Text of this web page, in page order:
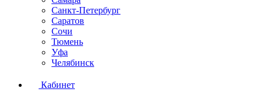
Санкт-Петербург
Саратов
Сочи
Тюмень
Уфа
Челябинск
Кабинет